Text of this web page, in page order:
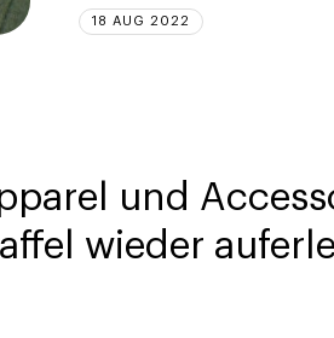
18 AUG 2022
und
wieder